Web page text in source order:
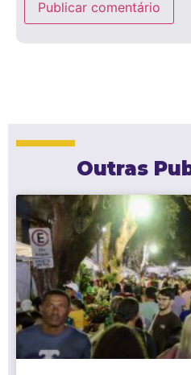
Outras